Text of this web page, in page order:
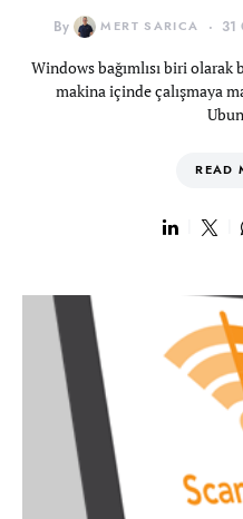
By MERT SARICA 31
Windows bağımlısı biri
makina içinde çalışmaya
READ